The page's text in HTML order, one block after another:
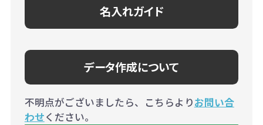
名入れガイド
データ作成について
不明点がございましたら、こちらよりお問い合
わせください。